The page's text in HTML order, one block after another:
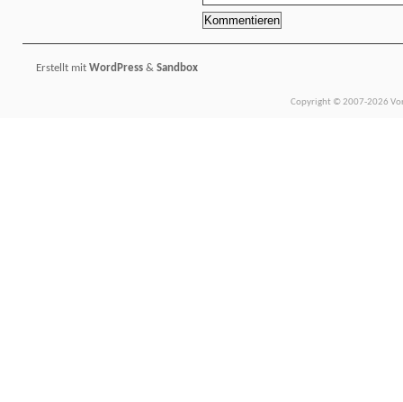
Erstellt mit WordPress & Sandbox
Copyright © 2007-2026